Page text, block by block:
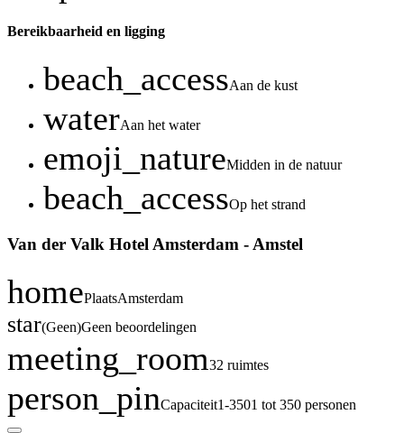
Bereikbaarheid en ligging
beach_accessAan de kust
waterAan het water
emoji_natureMidden in de natuur
beach_accessOp het strand
Van der Valk Hotel Amsterdam - Amstel
homePlaatsAmsterdam
star(Geen)Geen beoordelingen
meeting_room32 ruimtes
person_pinCapaciteit1-3501 tot 350 personen